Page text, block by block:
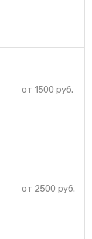
от 1500 руб.
от 2500 руб.